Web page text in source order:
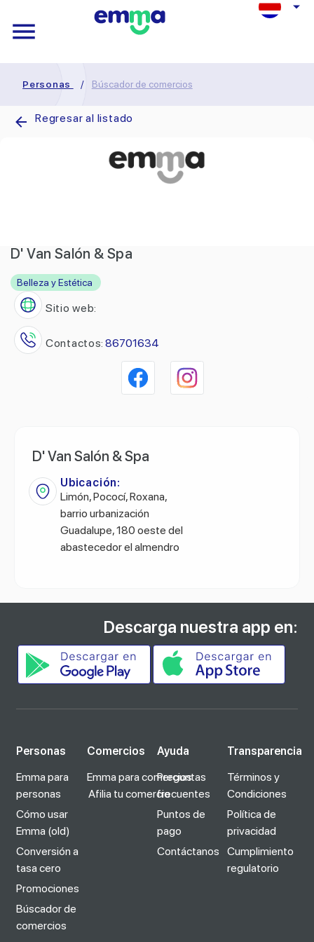
Personas / Búscador de comercios
Regresar al listado
D' Van Salón & Spa
Belleza y Estética
Sitio web:
Contactos: 86701634
D' Van Salón & Spa
Ubicación:
Limón, Pococí, Roxana,
barrio urbanización
Guadalupe, 180 oeste del
abastecedor el almendro
Descarga nuestra app en:
Personas
Emma para
personas
Cómo usar
Emma (old)
Conversión a
tasa cero
Promociones
Búscador de
comercios
Comercios
Emma para comercios
Afilia tu comercio
Ayuda
Preguntas
frecuentes
Puntos de
pago
Contáctanos
Transparencia
Términos y
Condiciones
Política de
privacidad
Cumplimiento
regulatorio